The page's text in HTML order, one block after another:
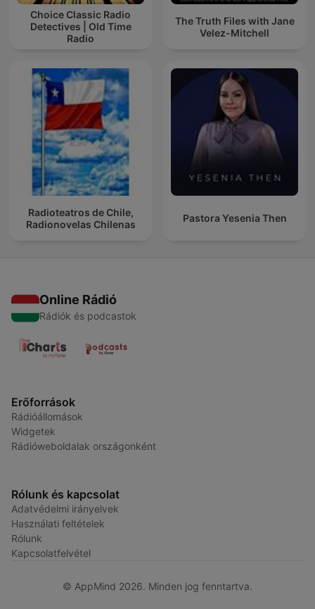
Choice Classic Radio
Detectives | Old Time
Radio
The Truth Files with Jane
Velez-Mitchell
Radioteatros de Chile,
Radionovelas Chilenas
Pastora Yesenia Then
Online Rádió
Rádiók és podcastok
Erőforrások
Rádióállomások
Widgetek
Rádióweboldalak országonként
Rólunk és kapcsolat
Adatvédelmi irányelvek
Használati feltételek
Rólunk
Kapcsolatfelvétel
© AppMind 2026. Minden jog fenntartva.